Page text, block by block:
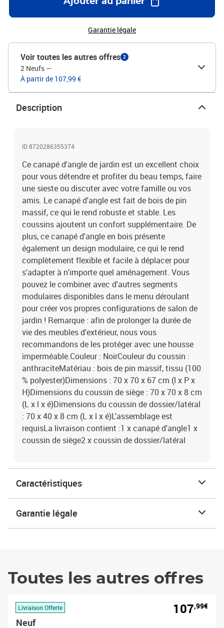
requisLa livraison contient :1 x canapé d'angle1 x coussin de
siège2 x coussin de dossier/latéral
Garantie légale
Voir toutes les autres offres 2
2 Neufs —
À partir de 107,99 €
Description
ID 8720286355374
Ce canapé d'angle de jardin est un excellent choix
pour vous détendre et profiter du beau temps, faire
une sieste ou discuter avec votre famille ou vos
amis. Le canapé d'angle est fait de bois de pin
massif, ce qui le rend robuste et stable. Les
coussins ajoutent un confort supplémentaire. De
plus, ce canapé d'angle en bois présente
également un design modulaire, ce qui le rend
complètement flexible et facile à déplacer pour
s'adapter à n'importe quel aménagement. Vous
pouvez le combiner avec d'autres segments
modulaires disponibles dans le menu déroulant
pour créer vos propres configurations de salon de
jardin ! Remarque : afin de prolonger la durée de
vie des meubles d'extérieur, nous vous
recommandons de les protéger avec une housse
imperméable.Couleur : NoirCouleur du coussin :
anthraciteMatériau : bois de pin massif, tissu (100
% polyester)Dimensions : 70 x 70 x 67 cm (l x P x
H)Dimensions du coussin de siège : 70 x 70 x 8 cm
(L x l x é)Dimensions du coussin de dossier/latéral
: 70 x 40 x 8 cm (L x l x é)L'assemblage est
requisLa livraison contient :1 x canapé d'angle1 x
coussin de siège2 x coussin de dossier/latéral
Caractéristiques
Garantie légale
Toutes les autres offres
Livraison Offerte
Neuf
107,99€